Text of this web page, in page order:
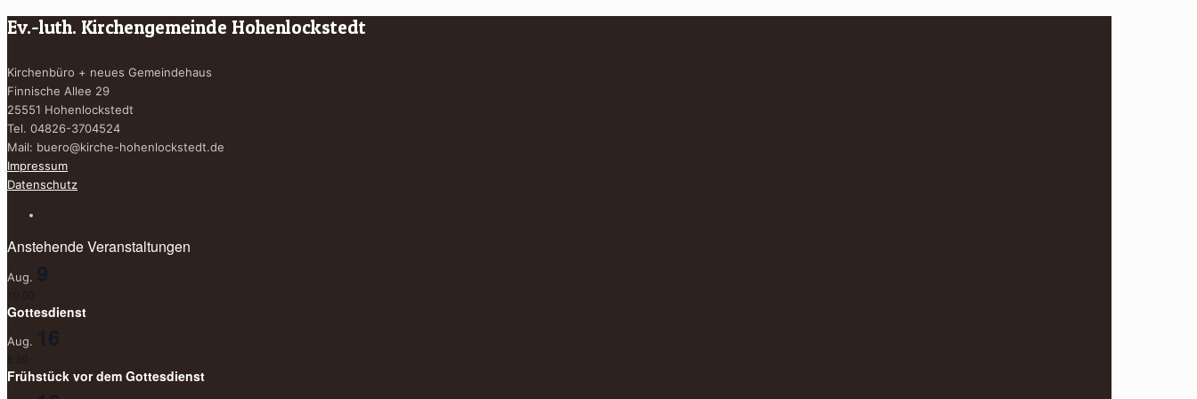
Ev.-luth. Kirchengemeinde Hohenlockstedt
Kirchenbüro + neues Gemeindehaus
Finnische Allee 29
25551 Hohenlockstedt
Tel. 04826-3704524
Mail: buero@kirche-hohenlockstedt.de
Impressum
Datenschutz
Anstehende Veranstaltungen
Aug. 9
10:00
Gottesdienst
Aug. 16
8:30
Frühstück vor dem Gottesdienst